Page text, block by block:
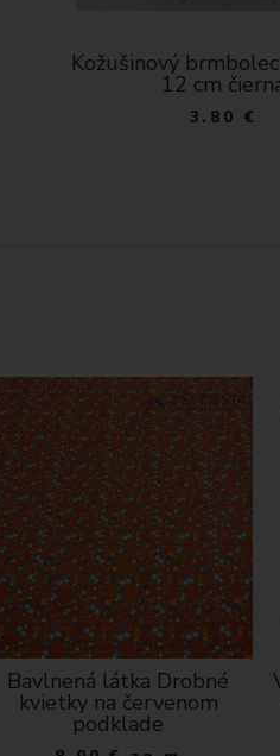
Kožušinový brmbolec
12 cm čierna
3.80 €
Bavlnená látka Drobné
kvietky na červenom
podklade